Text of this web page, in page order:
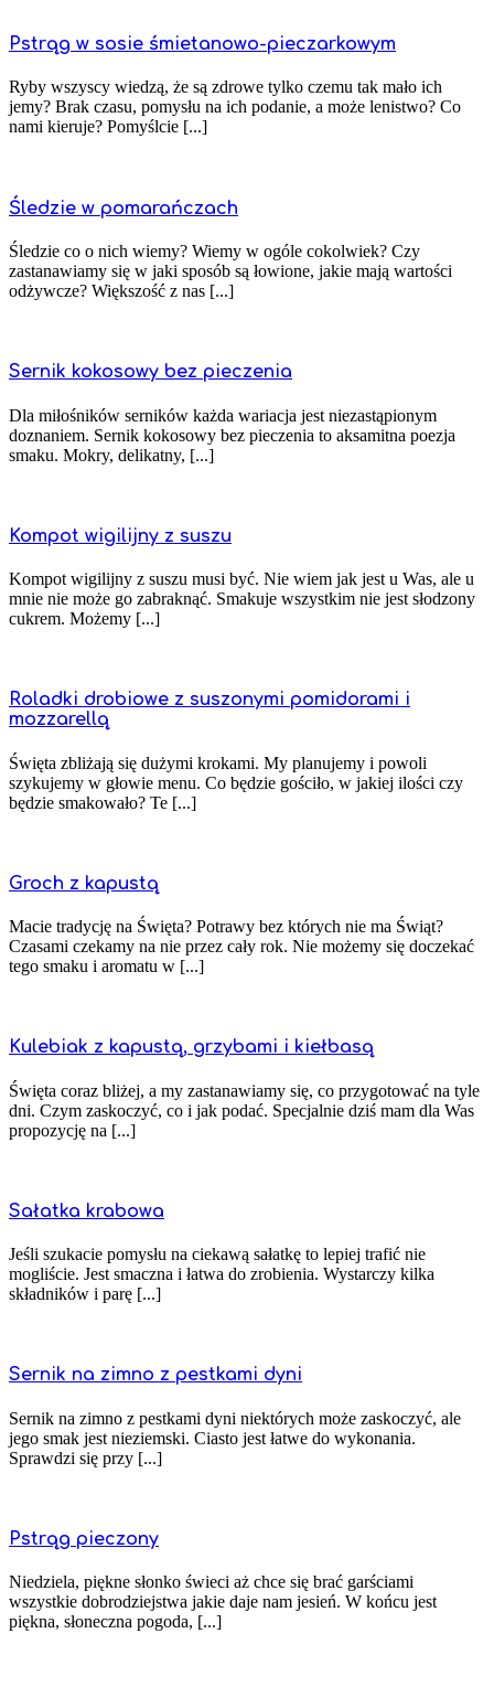
Pstrąg w sosie śmietanowo-pieczarkowym
Ryby wszyscy wiedzą, że są zdrowe tylko czemu tak mało ich
jemy? Brak czasu, pomysłu na ich podanie, a może lenistwo? Co
nami kieruje? Pomyślcie [...]
Śledzie w pomarańczach
Śledzie co o nich wiemy? Wiemy w ogóle cokolwiek? Czy
zastanawiamy się w jaki sposób są łowione, jakie mają wartości
odżywcze? Większość z nas [...]
Sernik kokosowy bez pieczenia
Dla miłośników serników każda wariacja jest niezastąpionym
doznaniem. Sernik kokosowy bez pieczenia to aksamitna poezja
smaku. Mokry, delikatny, [...]
Kompot wigilijny z suszu
Kompot wigilijny z suszu musi być. Nie wiem jak jest u Was, ale u
mnie nie może go zabraknąć. Smakuje wszystkim nie jest słodzony
cukrem. Możemy [...]
Roladki drobiowe z suszonymi pomidorami i
mozzarellą
Święta zbliżają się dużymi krokami. My planujemy i powoli
szykujemy w głowie menu. Co będzie gościło, w jakiej ilości czy
będzie smakowało? Te [...]
Groch z kapustą
Macie tradycję na Święta? Potrawy bez których nie ma Świąt?
Czasami czekamy na nie przez cały rok. Nie możemy się doczekać
tego smaku i aromatu w [...]
Kulebiak z kapustą, grzybami i kiełbasą
Święta coraz bliżej, a my zastanawiamy się, co przygotować na tyle
dni. Czym zaskoczyć, co i jak podać. Specjalnie dziś mam dla Was
propozycję na [...]
Sałatka krabowa
Jeśli szukacie pomysłu na ciekawą sałatkę to lepiej trafić nie
mogliście. Jest smaczna i łatwa do zrobienia. Wystarczy kilka
składników i parę [...]
Sernik na zimno z pestkami dyni
Sernik na zimno z pestkami dyni niektórych może zaskoczyć, ale
jego smak jest nieziemski. Ciasto jest łatwe do wykonania.
Sprawdzi się przy [...]
Pstrąg pieczony
Niedziela, piękne słonko świeci aż chce się brać garściami
wszystkie dobrodziejstwa jakie daje nam jesień. W końcu jest
piękna, słoneczna pogoda, [...]